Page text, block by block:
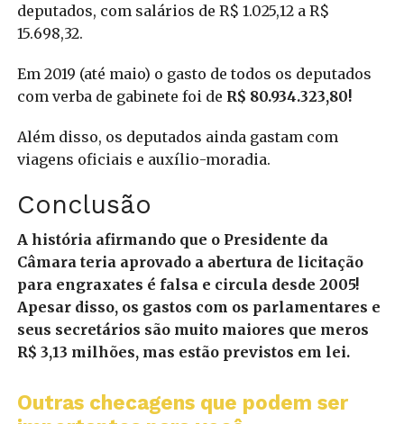
deputados, com salários de R$ 1.025,12 a R$
15.698,32.
Em 2019 (até maio) o gasto de todos os deputados
com verba de gabinete foi de R$ 80.934.323,80!
Além disso, os deputados ainda gastam com
viagens oficiais e auxílio-moradia.
Conclusão
A história afirmando que o Presidente da
Câmara teria aprovado a abertura de licitação
para engraxates é falsa e circula desde 2005!
Apesar disso, os gastos com os parlamentares e
seus secretários são muito maiores que meros
R$ 3,13 milhões, mas estão previstos em lei.
Outras checagens que podem ser